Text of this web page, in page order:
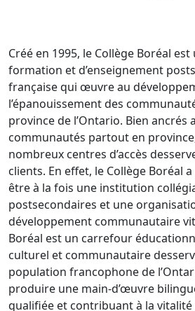
Créé en 1995, le Collège Boréal
formation et d’enseignement
française qui œuvre au
l’épanouissement des
province de l’Ontario. Bien ancrés
communautés partout en
nombreux centres d’accès
clients. En effet, le Collège Boréal
être à la fois une institution
postsecondaires et une
développement communautaire
Boréal est un carrefour
culturel et communautaire
population francophone de
produire une main-d’œuvre
qualifiée et contribuant à la